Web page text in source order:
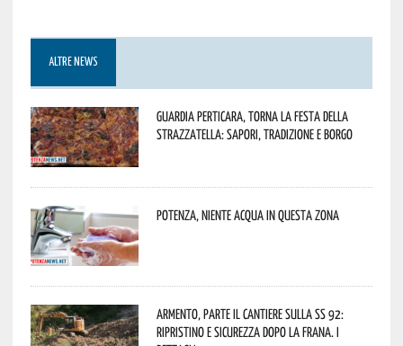
ALTRE NEWS
Guardia Perticara, torna la Festa della
Strazzatella: sapori, tradizione e borgo
Potenza, niente acqua in questa zona
Armento, parte il cantiere sulla SS 92:
ripristino e sicurezza dopo la frana. I